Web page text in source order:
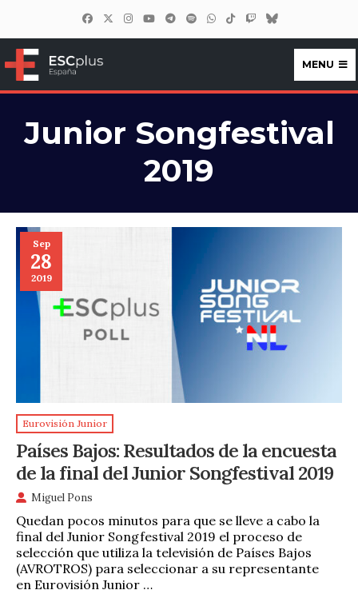
ESCplus España
MENU
Junior Songfestival
2019
Sep
28
2019
Eurovisión Junior
Países Bajos: Resultados de la encuesta
de la final del Junior Songfestival 2019
Miguel Pons
Quedan pocos minutos para que se lleve a cabo la
final del Junior Songfestival 2019 el proceso de
selección que utiliza la televisión de Países Bajos
(AVROTROS) para seleccionar a su representante
en Eurovisión Junior …